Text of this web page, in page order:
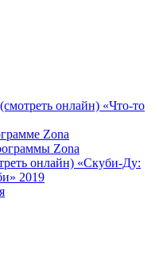
онлайн) «Что-то
Zona
Zona
онлайн) «Скуби-Ду:
2019